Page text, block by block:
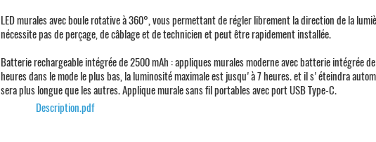
LED murales avec boule rotative à 360°, vous permettant de régler librement la direction de la
nécessite pas de perçage, de câblage et de technicien et peut être rapidement installée.
Batterie rechargeable intégrée de 2500 mAh : appliques murales moderne avec batterie intégrée
heures dans le mode le plus bas, la luminosité maximale est jusqu'à 7 heures. et il s'éteindra
sera plus longue que les autres. Applique murale sans fil portables avec port USB Type-C.
Description.pdf